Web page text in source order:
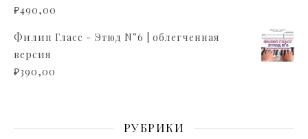
₽490,00
Филип Гласс - Этюд N°6 | облегченная
версия
₽390,00
РУБРИКИ